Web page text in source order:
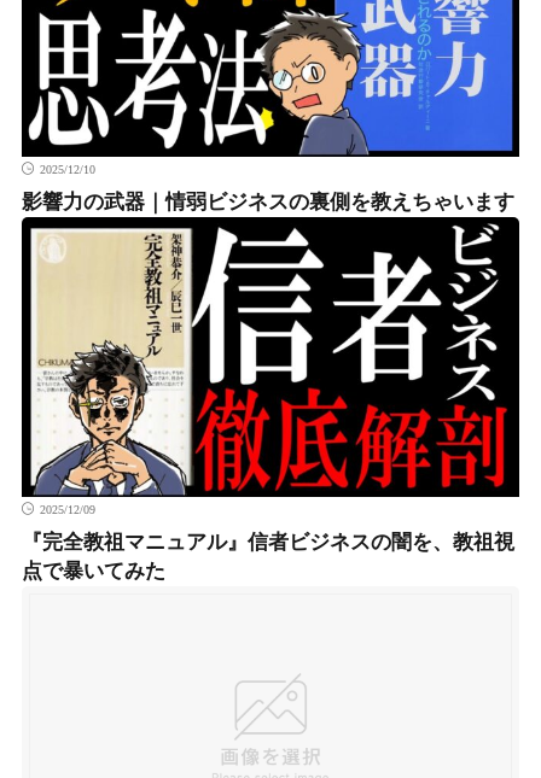
2025/12/10
影響力の武器｜情弱ビジネスの裏側を教えちゃいます
2025/12/09
『完全教祖マニュアル』信者ビジネスの闇を、教祖視
点で暴いてみた